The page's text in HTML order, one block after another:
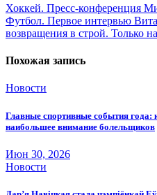
Навигация
по
Хоккей. Пресс-конференция
Футбол. Первое интервью
возвращения в строй. Только
Похожая запись
Новости
Главные спортивные события года:
наибольшее внимание болельщиков
Июн 30, 2026
Новости